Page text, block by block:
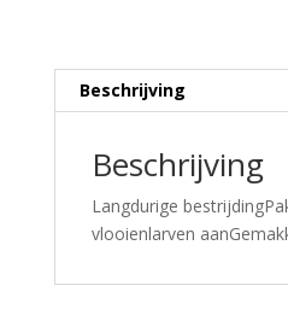
Beschrijving
Beschrijving
Langdurige
vlooienlarven